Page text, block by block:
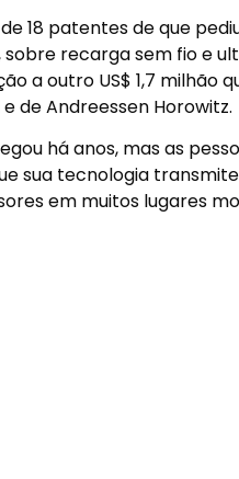
18 patentes de que
recarga sem fio e
a outro US$ 1,7 milhão
de Andreessen Horowitz.
há anos, mas as
sua tecnologia
em muitos lugares